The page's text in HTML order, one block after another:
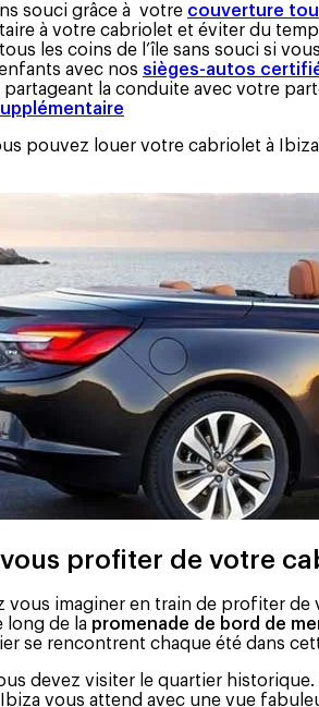
souci grâce à votre couverture
à votre cabriolet et éviter du
les coins de l’île sans souci si
avec nos sièges-autos
la conduite avec votre
pouvez louer votre cabriolet à
profiter de votre
imaginer en train de profiter de
long de la promenade de bord de
se rencontrent chaque été dans
devez visiter le quartier
vous attend avec une vue